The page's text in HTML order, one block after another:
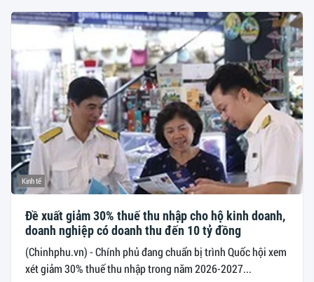
Kinh tế
Đề xuất giảm 30% thuế thu nhập cho hộ kinh doanh,
doanh nghiệp có doanh thu đến 10 tỷ đồng
(Chinhphu.vn) - Chính phủ đang chuẩn bị trình Quốc hội xem
xét giảm 30% thuế thu nhập trong năm 2026-2027...